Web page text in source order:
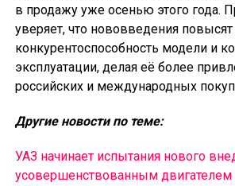
в продажу уже осенью этого года.
уверяет, что нововведения повысят
конкурентоспособность модели и
эксплуатации, делая её более
российских и международных
Другие новости по теме:
УАЗ начинает испытания нового
усовершенствованным двигателем